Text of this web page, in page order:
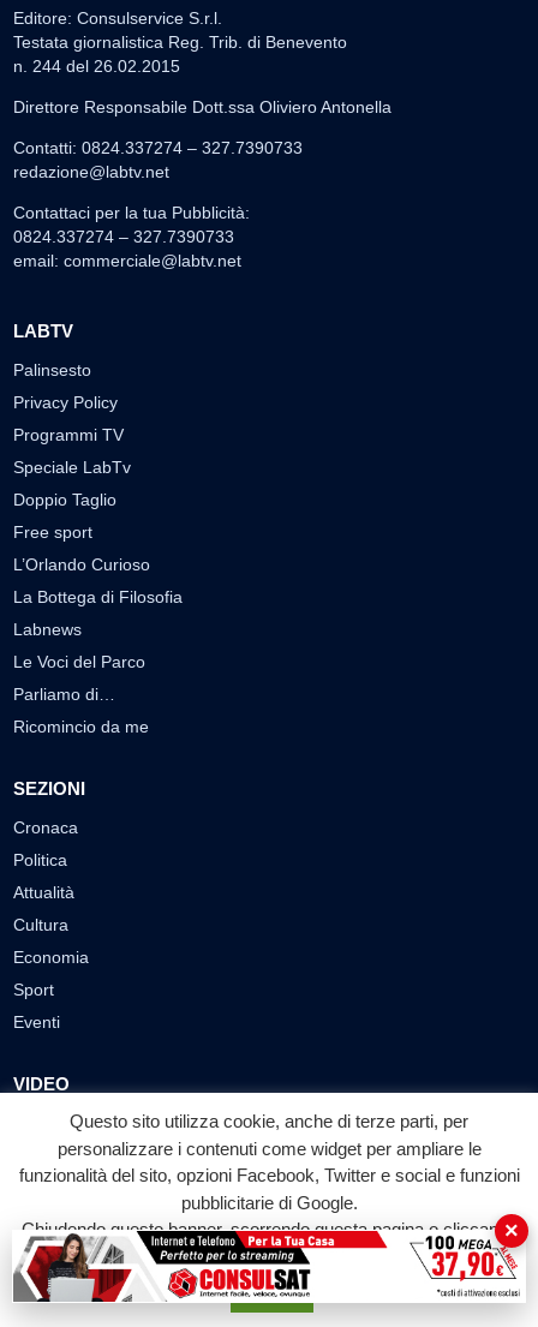
Editore: Consulservice S.r.l.
Testata giornalistica Reg. Trib. di Benevento
n. 244 del 26.02.2015
Direttore Responsabile Dott.ssa Oliviero Antonella
Contatti: 0824.337274 – 327.7390733
redazione@labtv.net
Contattaci per la tua Pubblicità:
0824.337274 – 327.7390733
email: commerciale@labtv.net
LABTV
Palinsesto
Privacy Policy
Programmi TV
Speciale LabTv
Doppio Taglio
Free sport
L’Orlando Curioso
La Bottega di Filosofia
Labnews
Le Voci del Parco
Parliamo di…
Ricomincio da me
SEZIONI
Cronaca
Politica
Attualità
Cultura
Economia
Sport
Eventi
VIDEO
Video Cronaca
Video Politica
Video Attualità
Video Economia
Video Cultura
Video Sport
Questo sito utilizza cookie, anche di terze parti, per
personalizzare i contenuti come widget per ampliare le
funzionalità del sito, opzioni Facebook, Twitter e social e funzioni
pubblicitarie di Google.
Chiudendo questo banner, scorrendo questa pagina o cliccando
su qualunque suo elemento acconsenti all'uso dei cookie.
Accetta
×